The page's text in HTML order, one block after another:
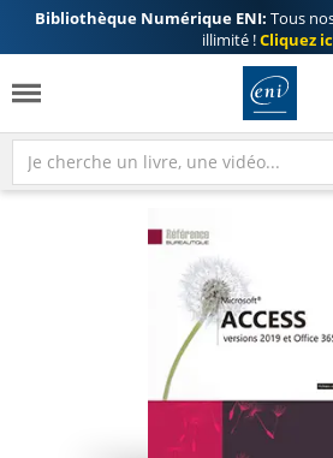
Bibliothèque Numérique ENI: Tous
illimité !Cliquez